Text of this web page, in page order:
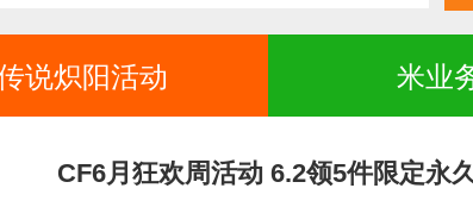
说炽阳活动 米业
CF6月狂欢周活动 6.2领5件限定永